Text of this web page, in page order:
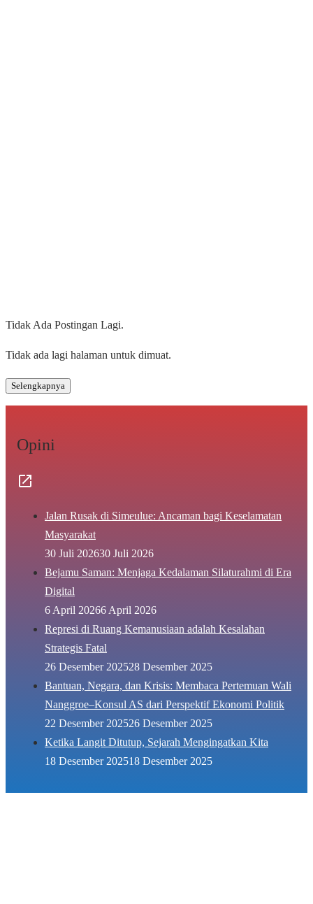
Tidak Ada Postingan Lagi.
Tidak ada lagi halaman untuk dimuat.
Selengkapnya
Opini
Jalan Rusak di Simeulue: Ancaman bagi Keselamatan
Masyarakat
30 Juli 202630 Juli 2026
Bejamu Saman: Menjaga Kedalaman Silaturahmi di Era
Digital
6 April 20266 April 2026
Represi di Ruang Kemanusiaan adalah Kesalahan
Strategis Fatal
26 Desember 202528 Desember 2025
Bantuan, Negara, dan Krisis: Membaca Pertemuan Wali
Nanggroe–Konsul AS dari Perspektif Ekonomi Politik
22 Desember 202526 Desember 2025
Ketika Langit Ditutup, Sejarah Mengingatkan Kita
18 Desember 202518 Desember 2025